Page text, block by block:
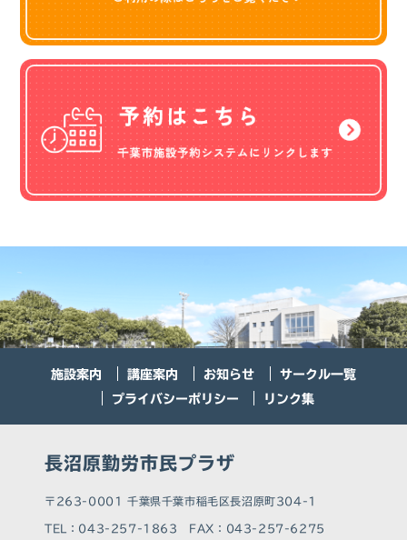
施設案内 講座案内 お知らせ
サークル一覧
プライバシーポリシー
リンク集
長沼原勤労市民プラザ
〒263-0001 千葉県千葉市稲毛区長沼原町304-1
TEL：043-257-1863 FAX：043-257-6275